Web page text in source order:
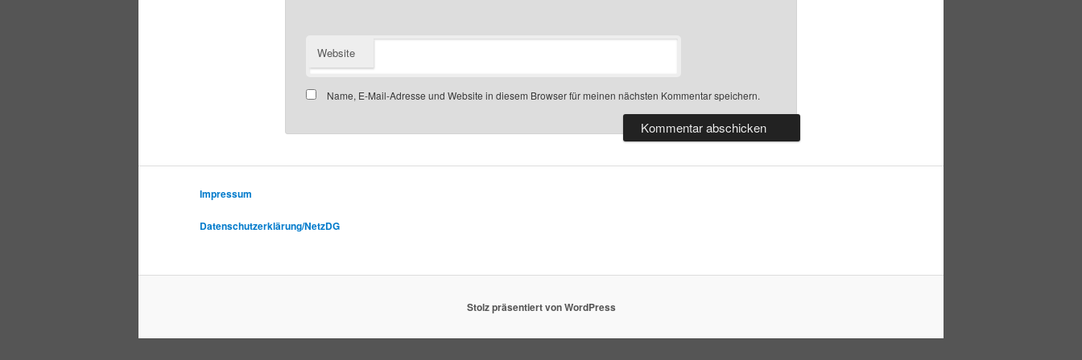
Website
Name, E-Mail-Adresse und Website in diesem Browser für meinen nächsten Kommentar speichern.
Impressum
Datenschutzerklärung/NetzDG
Stolz präsentiert von WordPress